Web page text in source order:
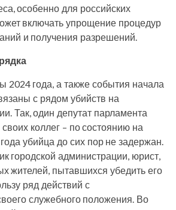
особенно для российских
включать упрощение процедур
и получения разрешений.
2024 года, а также события начала
с рядом убийств на
Так, один депутат парламента
коллег – по состоянию на
убийца до сих пор не задержан.
городской администрации, юрист,
жителей, пытавшихся убедить его
ряд действий с
служебного положения. Во